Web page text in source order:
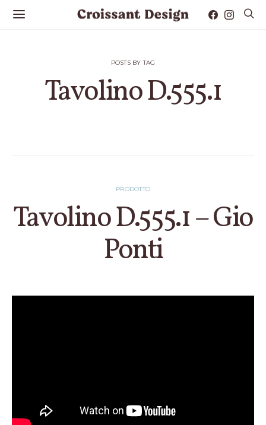
POSTS BY TAG
Tavolino D.555.1
PRODOTTO
Tavolino D.555.1 – Gio
Ponti